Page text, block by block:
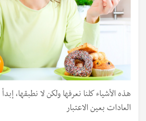
هذه الأشياء كلنا نعرفها ولكن لا نطبقها،
العادات بعين الاعتبار